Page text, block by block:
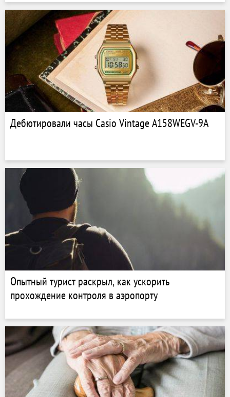
Дебютировали часы Casio Vintage A158WEGV-9A
Опытный турист раскрыл, как ускорить
прохождение контроля в аэропорту